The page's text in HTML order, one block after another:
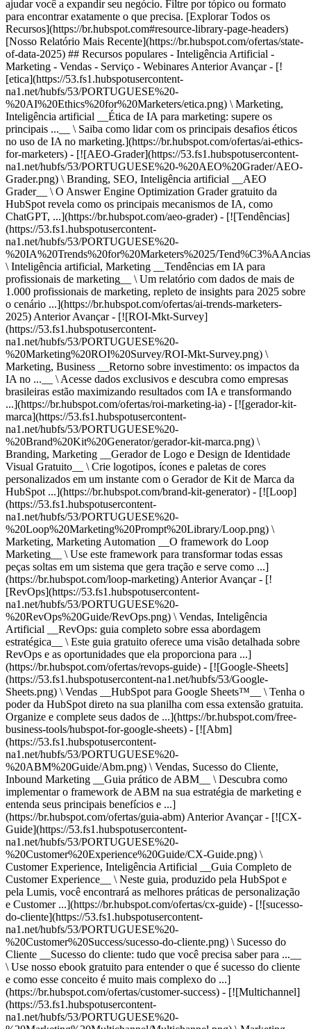
Anterior Avançar - [![ROI-Mkt-Survey]
(https://53.fs1.hubspotusercontent-
na1.net/hubfs/53/PORTUGUESE%20-
%20Marketing%20ROI%20Survey/ROI-Mkt-Survey.png) \
Marketing, Business __Retorno sobre investimento: os impactos da
IA no ...__ \ Acesse dados exclusivos e descubra como empresas
brasileiras estão maximizando resultados com IA e transformando
...](https://br.hubspot.com/ofertas/roi-marketing-ia) - [![gerador-kit-
marca](https://53.fs1.hubspotusercontent-
na1.net/hubfs/53/PORTUGUESE%20-
%20Brand%20Kit%20Generator/gerador-kit-marca.png) \
Branding, Marketing __Gerador de Logo e Design de Identidade
Visual Gratuito__ \ Crie logotipos, ícones e paletas de cores
personalizados em um instante com o Gerador de Kit de Marca da
HubSpot ...](https://br.hubspot.com/brand-kit-generator) - [![Loop]
(https://53.fs1.hubspotusercontent-
na1.net/hubfs/53/PORTUGUESE%20-
%20Loop%20Marketing%20Prompt%20Library/Loop.png) \
Marketing, Marketing Automation __O framework do Loop
Marketing__ \ Use este framework para transformar todas essas
peças soltas em um sistema que gera tração e serve como ...]
(https://br.hubspot.com/loop-marketing) Anterior Avançar - [!
[RevOps](https://53.fs1.hubspotusercontent-
na1.net/hubfs/53/PORTUGUESE%20-
%20RevOps%20Guide/RevOps.png) \ Vendas, Inteligência
Artificial __RevOps: guia completo sobre essa abordagem
estratégica__ \ Este guia gratuito oferece uma visão detalhada sobre
RevOps e as oportunidades que ela proporciona para ...]
(https://br.hubspot.com/ofertas/revops-guide) - [![Google-Sheets]
(https://53.fs1.hubspotusercontent-na1.net/hubfs/53/Google-
Sheets.png) \ Vendas __HubSpot para Google Sheets™__ \ Tenha o
poder da HubSpot direto na sua planilha com essa extensão gratuita.
Organize e complete seus dados de ...](https://br.hubspot.com/free-
business-tools/hubspot-for-google-sheets) - [![Abm]
(https://53.fs1.hubspotusercontent-
na1.net/hubfs/53/PORTUGUESE%20-
%20ABM%20Guide/Abm.png) \ Vendas, Sucesso do Cliente,
Inbound Marketing __Guia prático de ABM__ \ Descubra como
implementar o framework de ABM na sua estratégia de marketing e
entenda seus principais benefícios e ...]
(https://br.hubspot.com/ofertas/guia-abm) Anterior Avançar - [![CX-
Guide](https://53.fs1.hubspotusercontent-
na1.net/hubfs/53/PORTUGUESE%20-
%20Customer%20Experience%20Guide/CX-Guide.png) \
Customer Experience, Inteligência Artificial __Guia Completo de
Customer Experience__ \ Neste guia, produzido pela HubSpot e
pela Lumis, você encontrará as melhores práticas de personalização
e Customer ...](https://br.hubspot.com/ofertas/cx-guide) - [![sucesso-
do-cliente](https://53.fs1.hubspotusercontent-
na1.net/hubfs/53/PORTUGUESE%20-
%20Customer%20Success/sucesso-do-cliente.png) \ Sucesso do
Cliente __Sucesso do cliente: tudo que você precisa saber para ...__
\ Use nosso ebook gratuito para entender o que é sucesso do cliente
e como esse conceito é muito mais complexo do ...]
(https://br.hubspot.com/ofertas/customer-success) - [![Multichannel]
(https://53.fs1.hubspotusercontent-
na1.net/hubfs/53/PORTUGUESE%20-